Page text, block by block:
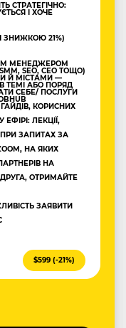
СТРАТЕГІЧНО:
І ХОЧЕ
ЗНИЖКОЮ 21%)
МЕНЕДЖЕРОМ
SEO, CEO ТОЩО)
Й МІСТАМИ —
ТЕМІ АБО ПОРЯД
СЕБЕ/ ПОСЛУГИ
КОРИСНИХ
ЛЕКЦІЇ,
ЗАПИТАХ ЗА
НА ЯКИХ
НА
ОТРИМАЙТЕ
ЗАЯВИТИ
$599 (-21%)